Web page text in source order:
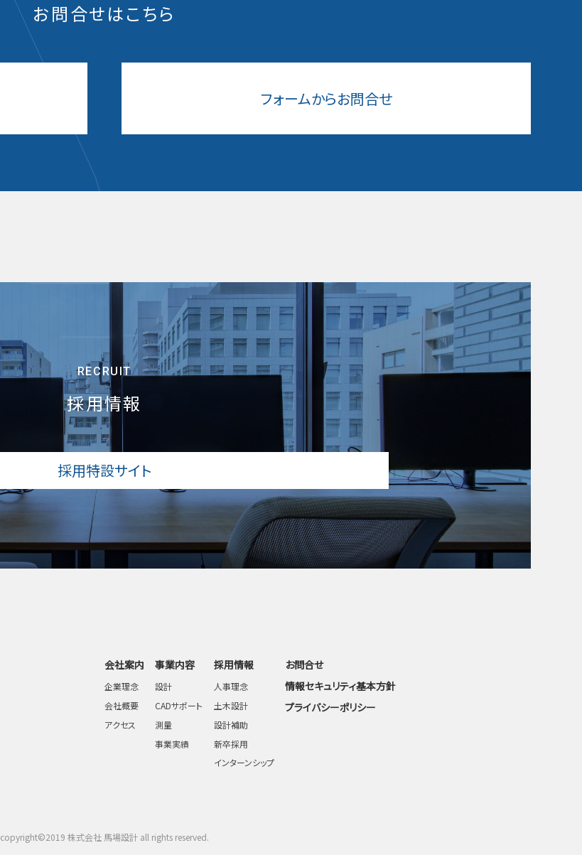
お問合せはこちら
フォームからお問合せ
RECRUIT
採用情報
採用特設サイト
会社案内
企業理念
会社概要
アクセス
事業内容
設計
CADサポート
測量
事業実績
採用情報
人事理念
土木設計
設計補助
新卒採用
インターンシップ
お問合せ
情報セキュリティ基本方針
プライバシーポリシー
copyright©2019 株式会社 馬場設計 all rights reserved.